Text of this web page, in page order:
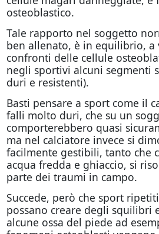
osteoblastico.
Tale rapporto nel soggetto
ben allenato, è in equilibrio, a
confronti delle cellule
negli sportivi alcuni segmenti
duri e resistenti).
Basti pensare a sport come il
falli molto duri, che su un
comporterebbero quasi
ma nel calciatore invece si
facilmente gestibili, tanto che
acqua fredda e ghiaccio, si
parte dei traumi in campo.
Succede, però che sport
possano creare degli squilibri
alcune ossa del piede ad